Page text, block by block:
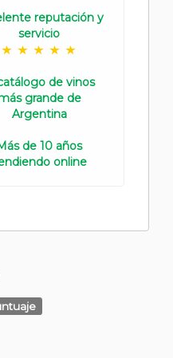
reputación y
servicio
de vinos
grande de
Argentina
de 10 años
online